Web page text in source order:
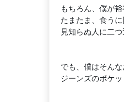
もちろん、僕が裕
たまたま、食う
見知らぬ人に二
でも、僕はそんな
ジーンズのポケ